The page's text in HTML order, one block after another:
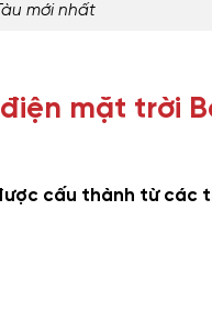
mới nhất
mặt trời
cấu thành từ các